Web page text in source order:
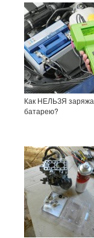
Как НЕЛЬЗЯ
батарею?